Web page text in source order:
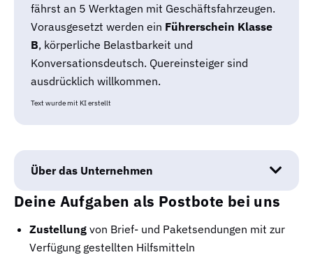
fährst an 5 Werktagen mit Geschäftsfahrzeugen.
Vorausgesetzt werden ein Führerschein Klasse
B, körperliche Belastbarkeit und
Konversationsdeutsch. Quereinsteiger sind
ausdrücklich willkommen.
Text wurde mit KI erstellt
Über das Unternehmen
Deine Aufgaben als Postbote bei uns
Zustellung von Brief- und Paketsendungen mit zur
Verfügung gestellten Hilfsmitteln